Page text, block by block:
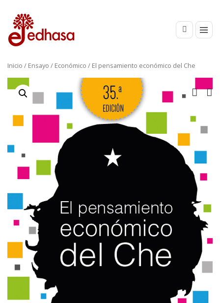
Inicio / Ensayo / Económico / El pensamiento económico del Che